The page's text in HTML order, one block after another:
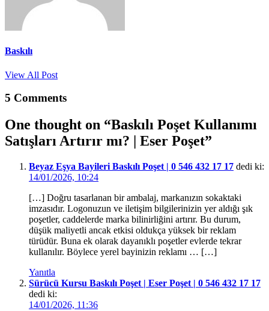
Baskılı
View All Post
5 Comments
One thought on “Baskılı Poşet Kullanımı
Satışları Artırır mı? | Eser Poşet”
Beyaz Eşya Bayileri Baskılı Poşet | 0 546 432 17 17 dedi ki:
14/01/2026, 10:24
[…] Doğru tasarlanan bir ambalaj, markanızın sokaktaki
imzasıdır. Logonuzun ve iletişim bilgilerinizin yer aldığı şık
poşetler, caddelerde marka bilinirliğini artırır. Bu durum,
düşük maliyetli ancak etkisi oldukça yüksek bir reklam
türüdür. Buna ek olarak dayanıklı poşetler evlerde tekrar
kullanılır. Böylece yerel bayinizin reklamı … […]
Yanıtla
Sürücü Kursu Baskılı Poşet | Eser Poşet | 0 546 432 17 17
dedi ki:
14/01/2026, 11:36